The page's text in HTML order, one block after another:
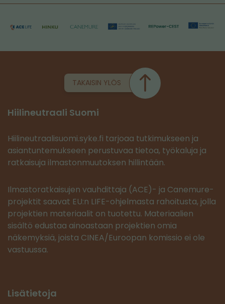
TAKAISIN YLÖS
Hiilineutraali Suomi
Hiilineutraalisuomi.syke.fi tarjoaa tutkimukseen ja
asiantuntemukseen perustuvaa tietoa, työkaluja ja
ratkaisuja ilmastonmuutoksen hillintään.
Ilmastoratkaisujen vauhdittaja (ACE)- ja Canemure-
projektit saavat EU:n LIFE-ohjelmasta rahoitusta, jolla
projektien materiaalit on tuotettu. Materiaalien
sisältö edustaa ainoastaan projektien omia
näkemyksiä, joista CINEA/Euroopan komissio ei ole
vastuussa.
Lisätietoja